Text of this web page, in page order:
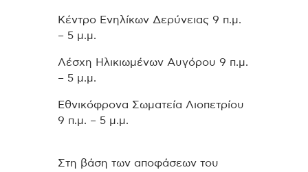
Κέντρο Ενηλίκων Δερύνειας 9 π.μ.
– 5 μ.μ.
Λέσχη Ηλικιωμένων Αυγόρου 9 π.μ.
– 5 μ.μ.
Εθνικόφρονα Σωματεία Λιοπετρίου
9 π.μ. – 5 μ.μ.
Στη βάση των αποφάσεων του